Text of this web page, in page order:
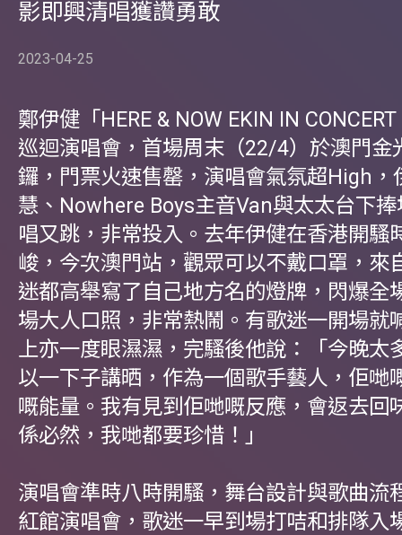
影即興清唱獲讚勇敢
2023-04-25
鄭伊健「HERE & NOW EKIN IN
巡迴演唱會，首場周末（22/4）於澳門金
鑼，門票火速售罄，演唱會氣氛超High，
慧、Nowhere Boys主音Van與太太台下
唱又跳，非常投入。去年伊健在香港開騷
峻，今次澳門站，觀眾可以不戴口罩，來
迷都高舉寫了自己地方名的燈牌，閃爆全
場大人口照，非常熱鬧。有歌迷一開場就
上亦一度眼濕濕，完騷後他說：「今晚太
以一下子講晒，作為一個歌手藝人，佢哋
嘅能量。我有見到佢哋嘅反應，會返去回
係必然，我哋都要珍惜！」
演唱會準時八時開騷，舞台設計與歌曲流
紅館演唱會，歌迷一早到場打咭和排隊入